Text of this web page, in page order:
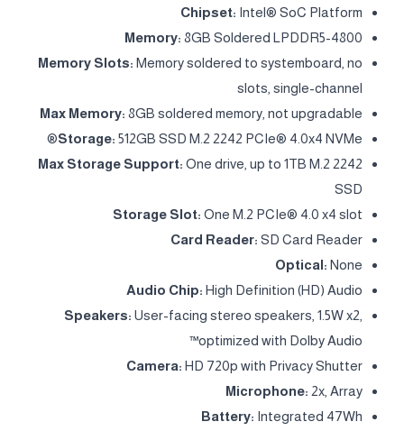
Chipset: Intel® SoC Platform
Memory: 8GB Soldered LPDDR5-4800
Memory Slots: Memory soldered to systemboard, no
slots, single-channel
Max Memory: 8GB soldered memory, not upgradable
Storage: 512GB SSD M.2 2242 PCIe® 4.0x4 NVMe®
Max Storage Support: One drive, up to 1TB M.2 2242
SSD
Storage Slot: One M.2 PCIe® 4.0 x4 slot
Card Reader: SD Card Reader
Optical: None
Audio Chip: High Definition (HD) Audio
Speakers: User-facing stereo speakers, 1.5W x2,
optimized with Dolby Audio™
Camera: HD 720p with Privacy Shutter
Microphone: 2x, Array
Battery: Integrated 47Wh